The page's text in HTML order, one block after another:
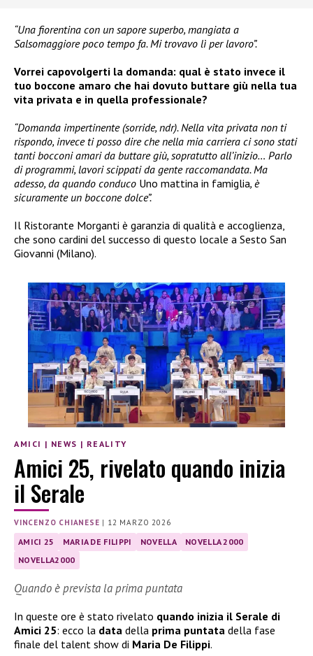
“Una fiorentina con un sapore superbo, mangiata a
Salsomaggiore poco tempo fa. Mi trovavo lì per lavoro”.
Vorrei capovolgerti la domanda: qual è stato invece il
tuo boccone amaro che hai dovuto buttare giù nella tua
vita privata e in quella professionale?
“Domanda impertinente (sorride, ndr). Nella vita privata non ti
rispondo, invece ti posso dire che nella mia carriera ci sono stati
tanti bocconi amari da buttare giù, sopratutto all’inizio… Parlo
di programmi, lavori scippati da gente raccomandata. Ma
adesso, da quando conduco Uno mattina in famiglia, è
sicuramente un boccone dolce”.
Il Ristorante Morganti è garanzia di qualità e accoglienza,
che sono cardini del successo di questo locale a Sesto San
Giovanni (Milano).
AMICI | NEWS | REALITY
Amici 25, rivelato quando inizia
il Serale
VINCENZO CHIANESE | 12 MARZO 2026
AMICI 25 MARIA DE FILIPPI NOVELLA
NOVELLA 2000
NOVELLA2000
Quando è prevista la prima puntata
In queste ore è stato rivelato quando inizia il Serale di
Amici 25: ecco la data della prima puntata della fase
finale del talent show di Maria De Filippi.